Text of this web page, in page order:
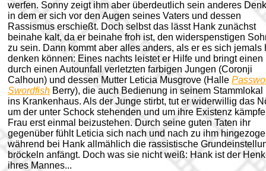
werfen. Sonny zeigt ihm aber überdeutlich sein anderes
in dem er sich vor den Augen seines Vaters und dessen
Rassismus erschießt. Doch selbst das lässt Hank zunächst
beinahe kalt, da er beinahe froh ist, den widerspenstigen
zu sein. Dann kommt aber alles anders, als er es sich jemals
denken können: Eines nachts leistet er Hilfe und bringt einen
durch einen Autounfall verletzten farbigen Jungen (Coronji
Calhoun) und dessen Mutter Leticia Musgrove (Halle
Swordfish Berry), die auch Bedienung in seinem Stammlokal
ins Krankenhaus. Als der Junge stirbt, tut er widerwillig das
um der unter Schock stehenden und um ihre Existenz
Frau erst einmal beizustehen. Durch seine guten Taten ihr
gegenüber fühlt Leticia sich nach und nach zu ihm
während bei Hank allmählich die rassistische
bröckeln anfängt. Doch was sie nicht weiß: Hank ist der
ihres Mannes...